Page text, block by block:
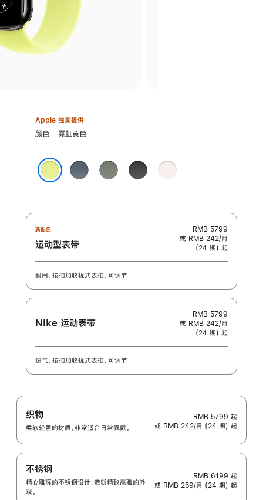
Apple 独家提供
选
色:
颜色 - 霓虹黄色
铁
锚
灰
绿
黑
色
淡
新配色
运动型表带
RMB 5799
或 RMB 242/月
(24 期) 起
耐用、按扣加收拢式表扣、可调节
Nike 运动表带
RMB 5799
或 RMB 242/月
(24 期) 起
透气、按扣加收拢式表扣、可调节
织物
柔软轻盈的材质，非常适合日常佩戴。
RMB 5799 起
或 RMB 242/月 (24 期) 起
不锈钢
精心雕琢的不锈钢设计，造就精致高雅的外
观。
RMB 6199 起
或 RMB 259/月 (24 期) 起